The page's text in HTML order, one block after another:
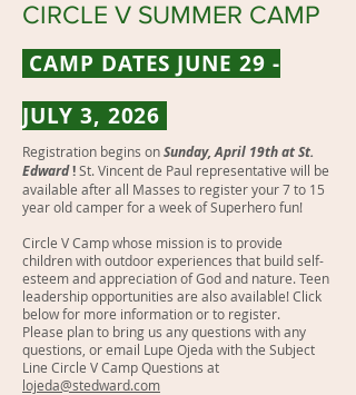
CIRCLE V SUMMER CAMP
CAMP DATES JUNE 29 -
JULY 3, 2026
Registration begins onSunday, April 19th at St.
Edward!St. Vincent de Paul representative will be
available after all Masses to register your 7 to 15
year old camper for a week of Superhero fun!
Circle V Camp whose mission is to provide
children with outdoor experiences that build self-
esteem and appreciation of God and nature. Teen
leadership opportunities are also available! Click
below for more information or to register.
Please plan to bring us any questions with any
questions, or email Lupe Ojeda with the Subject
Line Circle V Camp Questions at
lojeda@stedward.com